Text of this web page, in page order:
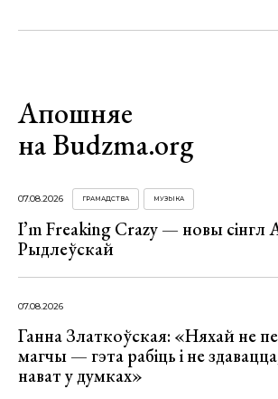
Апошняе
на Budzma.org
07.08.2026 ГРАМАДСТВА МУЗЫКА
I’m Freaking Crazy — новы сінгл
Рыдлеўскай
07.08.2026
Ганна Златкоўская: «Няхай не
магчы — гэта рабіць і не
нават у думках»